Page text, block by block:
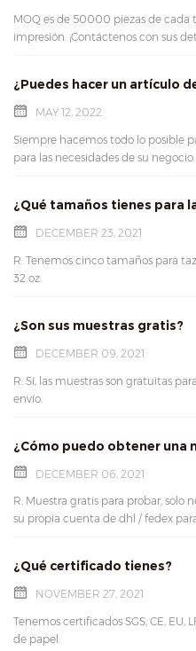
MOQ es de 50000 piezas de
impresión. ¡Contáctenos con sus
¿Puedes hacer un artículo
MAY 12, 2022
Siempre hacemos todo lo posible
para las necesidades de su
¿Qué tamaños tienes para
DECEMBER 23, 2021
R: Tenemos cinco tamaños para
32 oz.
¿Son sus muestras gratis?
DECEMBER 09, 2021
R: Sí, las muestras son gratuitas
envío.
¿Cómo puedo obtener una
DECEMBER 06, 2021
R: Muestra gratis para probar, solo
su propia cuenta de dhl / fedex
¿Qué certificado tienes?
NOVEMBER 27, 2021
Tenemos certificados SGS, CE, EU,
de papel.